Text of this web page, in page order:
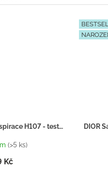
DIOR Sauvage - Inspirace H107 - tester 2ml
(>5 ks)
Kč